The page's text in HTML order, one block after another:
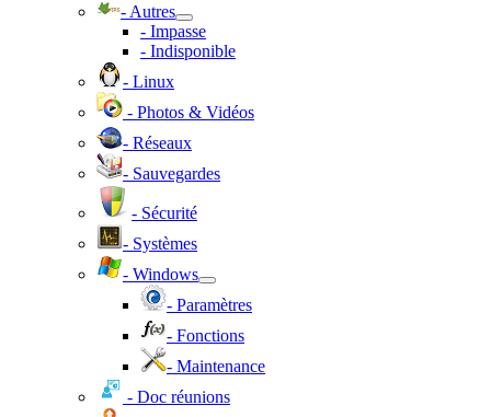
- Autres
- Impasse
- Indisponible
- Linux
- Photos & Vidéos
- Réseaux
- Sauvegardes
- Sécurité
- Systèmes
- Windows
- Paramètres
- Fonctions
- Maintenance
- Doc réunions